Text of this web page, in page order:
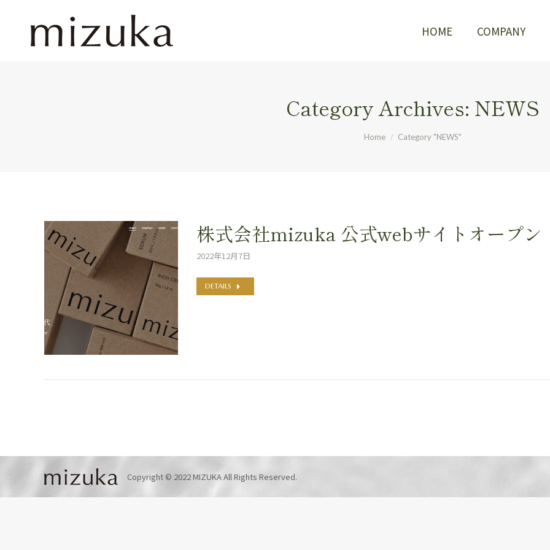
HOME COMPANY
Category Archives: NEWS
You are here:
Home Category "NEWS"
株式会社mizuka 公式webサイトオープン
2022年12月7日
DETAILS
Copyright © 2022 MIZUKA All Rights Reserved.
HOME COMPANY